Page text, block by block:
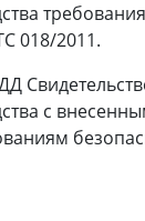
018/2011.
с